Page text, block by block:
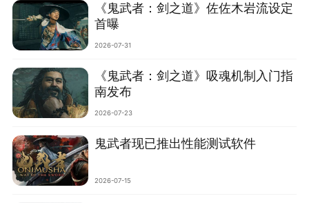
《鬼武者：剑之道》佐佐木岩流设定
首曝
2026-07-31
《鬼武者：剑之道》吸魂机制入门指
南发布
2026-07-23
鬼武者现已推出性能测试软件
2026-07-15